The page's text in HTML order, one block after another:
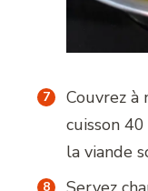
Couvrez à
cuisson
la viande